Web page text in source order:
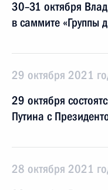
30–31 октября
в саммите «Группы
29 октября 2021
29 октября
Путина с
28 октября 2021